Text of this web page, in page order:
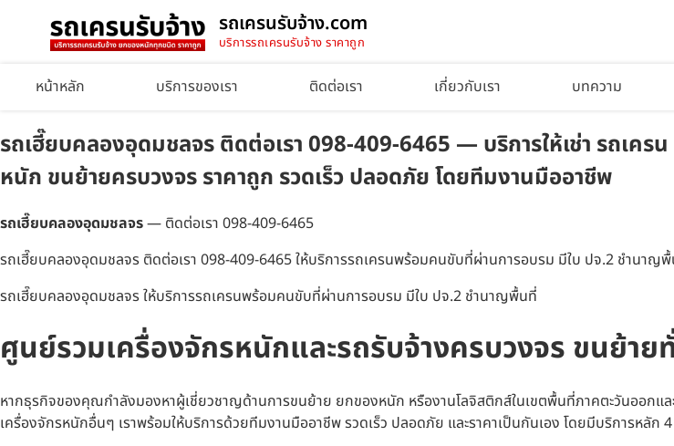
รถเครนรับจ้าง.com
บริการรถเครนรับจ้าง ราคาถูก
หน้าหลัก บริการของเรา ติดต่อเรา เกี่ยวกับเรา บทความ
รถเฮี๊ยบคลองอุดมชลจร ติดต่อเรา 098-409-6465 — บริการให้เช่า รถเคร
หนัก ขนย้ายครบวงจร ราคาถูก รวดเร็ว ปลอดภัย โดยทีมงานมืออาชีพ
รถเฮี๊ยบคลองอุดมชลจร— ติดต่อเรา 098-409-6465
รถเฮี๊ยบคลองอุดมชลจร ติดต่อเรา 098-409-6465 ให้บริการรถเครนพร้อมคนขับที่ผ่านการอบรม มีใบ ปจ.2 ชำนาญ
รถเฮี๊ยบคลองอุดมชลจร ให้บริการรถเครนพร้อมคนขับที่ผ่านการอบรม มีใบ ปจ.2 ชำนาญพื้นที่
ศูนย์รวมเครื่องจักรหนักและรถรับจ้างครบวงจร ขนย้าย
หากธุรกิจของคุณกำลังมองหาผู้เชี่ยวชาญด้านการขนย้าย ยกของหนัก หรืองานโลจิสติกส์ในเขตพื้นที่ภาคตะวันออกแ
เครื่องจักรหนักอื่นๆ เราพร้อมให้บริการด้วยทีมงานมืออาชีพ รวดเร็ว ปลอดภัย และราคาเป็นกันเอง โดยมีบริการหลัก